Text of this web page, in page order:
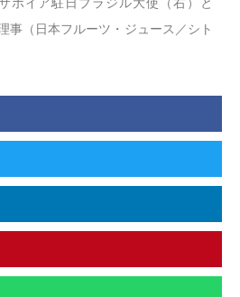
事（日本フルーツ・ジュース／シト